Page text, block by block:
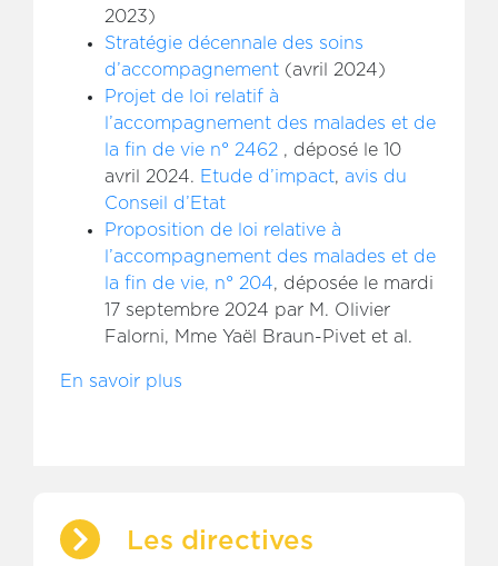
2023)
Stratégie décennale des soins
d’accompagnement (avril 2024)
Projet de loi relatif à
l’accompagnement des malades et de
la fin de vie n° 2462 , déposé le 10
avril 2024. Etude d’impact, avis du
Conseil d’Etat
Proposition de loi relative à
l’accompagnement des malades et de
la fin de vie, n° 204, déposée le mardi
17 septembre 2024 par M. Olivier
Falorni, Mme Yaël Braun-Pivet et al.
En savoir plus
Les directives